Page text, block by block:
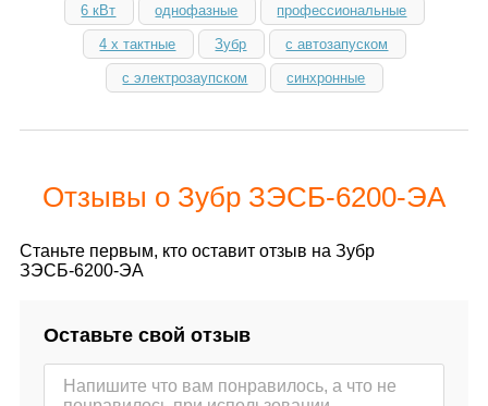
6 кВт однофазные профессиональные
4 х тактные Зубр с автозапуском
с электрозаупском синхронные
Отзывы о Зубр ЗЭСБ-6200-ЭА
Станьте первым, кто оставит отзыв на Зубр
ЗЭСБ-6200-ЭА
Оставьте свой отзыв